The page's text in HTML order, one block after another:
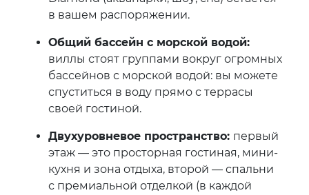
в вашем распоряжении.
Общий бассейн с морской водой:
виллы стоят группами вокруг огромных
бассейнов с морской водой: вы можете
спуститься в воду прямо с террасы
своей гостиной.
Двухуровневое пространство: первый
этаж — это просторная гостиная, мини-
кухня и зона отдыха, второй — спальни
с премиальной отделкой (в каждой